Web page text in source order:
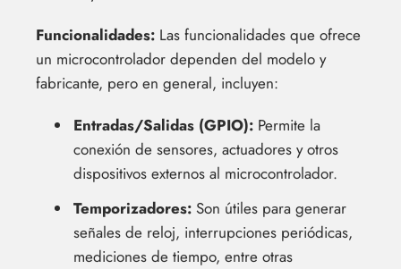
Funcionalidades: Las funcionalidades que ofrece
un microcontrolador dependen del modelo y
fabricante, pero en general, incluyen:
Entradas/Salidas (GPIO): Permite la
conexión de sensores, actuadores y otros
dispositivos externos al microcontrolador.
Temporizadores: Son útiles para generar
señales de reloj, interrupciones periódicas,
mediciones de tiempo, entre otras